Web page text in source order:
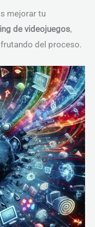
mejorar tu
de videojuegos,
del proceso.